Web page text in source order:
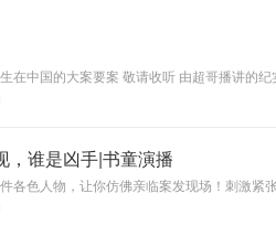
，谁是凶手|书童演播
据，不刻意渲染情节，力求真实可信。